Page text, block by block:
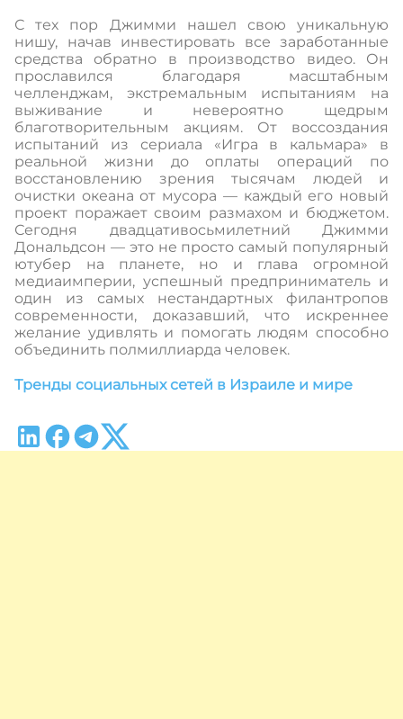
С тех пор Джимми нашел свою уникальную
нишу, начав инвестировать все заработанные
средства обратно в производство видео. Он
прославился благодаря масштабным
челленджам, экстремальным испытаниям на
выживание и невероятно щедрым
благотворительным акциям. От воссоздания
испытаний из сериала «Игра в кальмара» в
реальной жизни до оплаты операций по
восстановлению зрения тысячам людей и
очистки океана от мусора — каждый его новый
проект поражает своим размахом и бюджетом.
Сегодня двадцативосьмилетний Джимми
Дональдсон — это не просто самый популярный
ютубер на планете, но и глава огромной
медиаимперии, успешный предприниматель и
один из самых нестандартных филантропов
современности, доказавший, что искреннее
желание удивлять и помогать людям способно
объединить полмиллиарда человек.
Тренды социальных сетей в Израиле и мире